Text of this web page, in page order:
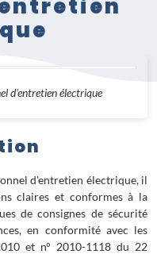
d'entretien électrique
d'entretien électrique, il
claires et conformes à la
de consignes de sécurité
en conformité avec les
et n° 2010-1118 du 22